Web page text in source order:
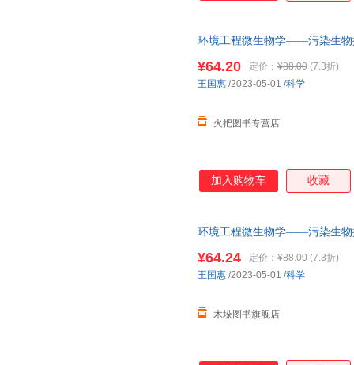
环境工程微生物学——污染生物
¥64.20 定价： ¥88.00 (7.3折)
火把图书专营店
王国惠 /2023-05-01 /科学
加入购物车 收藏
环境工程微生物学——污染生物
¥64.24 定价： ¥88.00 (7.3折)
木垛图书旗舰店
王国惠 /2023-05-01 /科学